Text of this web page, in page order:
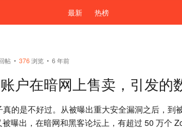
最新 热榜
帖 • 376 浏览 • 6 年前
户在暗网上售卖，引发的
的是不好过。从被曝出重大安全漏洞之后，到
曝出，在暗网和黑客论坛上，有超过 50 万个